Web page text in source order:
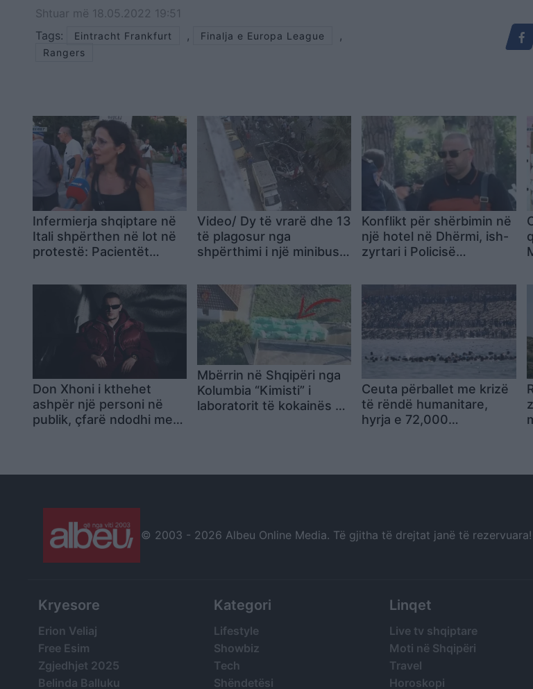
Shtuar më 18.05.2022 19:51
Tags:
Eintracht Frankfurt , Finalja e Europa League ,
Rangers
Infermierja shqiptare në
Itali shpërthen në lot në
protestë: Pacientët
kurim jashtë vendit
Video/ Dy të vrarë dhe 13
të plagosur nga
shpërthimi i një minibusi
Konflikt për shërbimin në
një hotel në Dhërmi, ish-
zyrtari i Policisë
kamerierin dhe
administratorin
Don Xhoni i kthehet
ashpër një personi në
publik, çfarë ndodhi me
Mbërrin në Shqipëri nga
Kolumbia “Kimisti” i
laboratorit të kokainës në
Ceuta përballet me krizë
të rëndë humanitare,
hyrja e 72,000
© 2003 - 2026 Albeu Online Media. Të gjitha të drejtat janë të rezervuara!
Kryesore
Erion Veliaj
Free Esim
Zgjedhjet 2025
Belinda Balluku
Kategori
Lifestyle
Showbiz
Tech
Shëndetësi
Linqet
Live tv shqiptare
Moti në Shqipëri
Travel
Horoskopi